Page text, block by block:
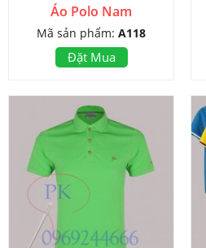
Áo Polo Nam
Mã sản phẩm: A118
Đặt Mua